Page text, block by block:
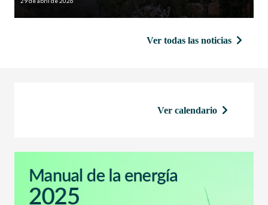
Ver todas las noticias
Ver calendario